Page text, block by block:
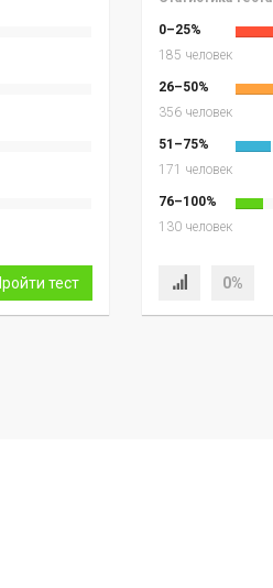
тест
0–25%
185 человек
26–50%
356 человек
51–75%
171 человек
76–100%
130 человек
0%